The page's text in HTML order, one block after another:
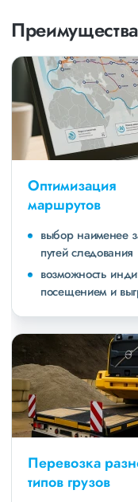
Оптимизация
маршрутов
выбор наименее
путей следования
возможность
посещением и
Перевозка
типов грузов